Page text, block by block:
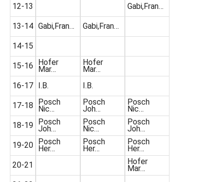
12-13
13-14
14-15
15-16
16-17
17-18
18-19
19-20
20-21
Gabi,Fran…
Hofer
Mar…
I.B.
Posch
Nic…
Posch
Joh…
Posch
Her…
Gabi,Fran…
Hofer
Mar…
I.B.
Posch
Joh…
Posch
Nic…
Posch
Her…
Gabi,Fran…
Posch
Nic…
Posch
Joh…
Posch
Her…
Hofer
Mar…